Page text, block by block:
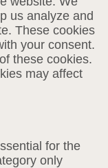
us analyze and
These cookies
your consent.
these cookies.
may affect
for the
only